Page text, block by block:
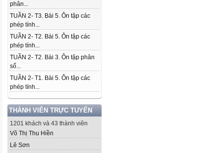
phân...
TUẦN 2- T3. Bài 5. Ôn tập các
phép tính...
TUẦN 2- T2. Bài 5. Ôn tập các
phép tính...
TUẦN 2- T2. Bài 3. Ôn tập phân
số...
TUẦN 2- T1. Bài 5. Ôn tập các
phép tính...
THÀNH VIÊN TRỰC TUYẾN
1201 khách và 43 thành viên
Võ Thị Thu Hiền
Lê Sơn